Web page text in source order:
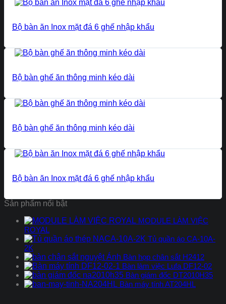
Bộ bàn ăn Inox mặt đá 6 ghế nhập khẩu
Bộ bàn ghế ăn thông minh kéo dài
Bộ bàn ghế ăn thông minh kéo dài
Bộ bàn ăn Inox mặt đá 6 ghế nhập khẩu
Sản phẩm nổi bật
MODULE LÀM VIỆC
ROYAL
Tủ quần áo CA-10A-
2K
Bàn họp chân sắt H2412
Bàn làm việc Lufa DF12-02
Bàn giám đốc DT2010H35
Bàn máy tính AT204HL